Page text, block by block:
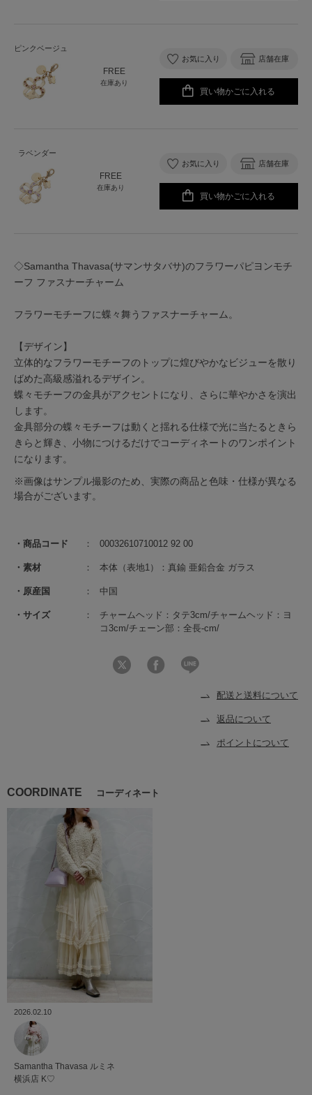
商品コード 00032610710012 92 00
素材 本体（表地1）：真鍮 亜鉛合金 ガラス
原産国 中国
サイズ
チャームヘッド：タテ3cm/チャームヘッド：ヨ
コ3cm/チェーン部：全長-cm/
ピンクベージュ
FREE
在庫あり
お気に入り 店舗在庫
買い物かごに入れる
ラベンダー
FREE
在庫あり
お気に入り 店舗在庫
買い物かごに入れる
配送と送料について
返品について
ポイントについて
COORDINATE コーディネート
2026.02.10
Samantha Thavasa ルミネ
横浜店 K♡
◇Samantha Thavasa(サマンサタバサ)のフラワーパピヨンモチ
ーフ ファスナーチャーム
フラワーモチーフに蝶々舞うファスナーチャーム。
【デザイン】
立体的なフラワーモチーフのトップに煌びやかなビジューを散り
ばめた高級感溢れるデザイン。
蝶々モチーフの金具がアクセントになり、さらに華やかさを演出
します。
金具部分の蝶々モチーフは動くと揺れる仕様で光に当たるときら
きらと輝き、小物につけるだけでコーディネートのワンポイント
になります。
※画像はサンプル撮影のため、実際の商品と色味・仕様が異なる
場合がございます。